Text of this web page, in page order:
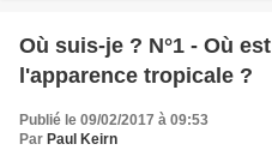
Où suis-je ? N°1 - Où
l'apparence tropicale ?
Publié le 09/02/2017 à 09:53
Par Paul Keirn